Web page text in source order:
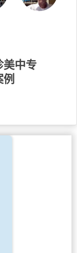
美中专
例